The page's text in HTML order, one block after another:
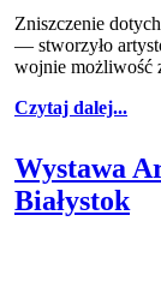
Zniszczenie
— stworzyło
wojnie możliwość
Czytaj dalej...
Wystawa
Białystok